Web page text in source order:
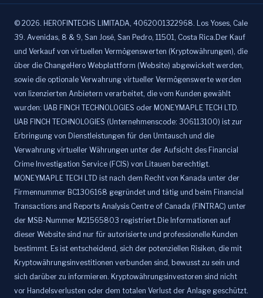
© 2026. HEROFINTECHS LIMITADA, 4062001322968. Los Yoses, Cale
39. Avenidas, 8 & 9, San José, San Pedro, 11501, Costa Rica.Der Kauf
und Verkauf von virtuellen Vermögenswerten (Kryptowährungen), die
über die ChangeHero Webplattform (Website) abgewickelt werden,
sowie die optionale Verwahrung virtueller Vermögenswerte werden
von lizenzierten Anbietern verarbeitet, die vom Kunden gewählt
wurden: UAB FINCH TECHNOLOGIES oder MONEYMAPLE TECH LTD.
UAB FINCH TECHNOLOGIES (Unternehmenscode: 306113100) ist zur
Erbringung von Dienstleistungen für den Umtausch und die
Verwahrung virtueller Währungen unter der Aufsicht des Financial
Crime Investigation Service (FCIS) von Litauen berechtigt.
MONEYMAPLE TECH LTD ist nach dem Recht von Kanada unter der
Firmennummer BC1306168 gegründet und tätig und beim Financial
Transactions and Reports Analysis Centre of Canada (FINTRAC) unter
der MSB-Nummer M21565803 registriert.Die Informationen auf
dieser Website sind nur für autorisierte und professionelle Kunden
bestimmt. Es ist entscheidend, sich der potenziellen Risiken, die mit
Kryptowährungsinvestitionen verbunden sind, bewusst zu sein und
sich darüber zu informieren. Kryptowährungsinvestoren sind nicht
vor Handelsverlusten oder dem totalen Verlust der Anlage geschützt.